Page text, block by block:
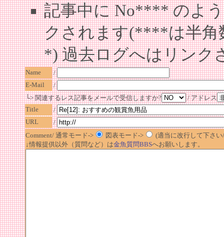
記事中に No**** のよ
クされます(****は半角
*) 過去ログへはリンク
Name
/
E-Mail
/
└> 関連するレス記事をメールで受信しますか?
/ アドレス
Title
/
URL
/
Comment/ 通常モード->
図表モード->
(適当に改行して下さ
↓情報提供以外（質問など）は金魚質問BBSへお願いします。